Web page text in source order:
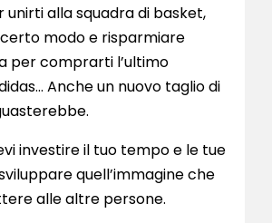
alla squadra di basket,
modo e risparmiare
per comprarti l’ultimo
Anche un nuovo taglio di
investire il tuo tempo e le tue
quell’immagine che
alle altre persone.